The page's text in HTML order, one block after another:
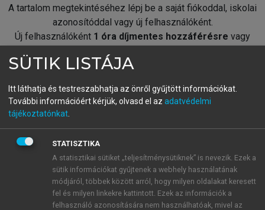
A tartalom megtekintéséhez lépj be a saját fiókoddal, iskolai
azonosítóddal vagy új felhasználóként.
Új felhasználóként 1 óra díjmentes hozzáférésre vagy
fiókoddal,vagy hozz létre új fiókot.
A regisztráció után apróbaidőszakautomatikusan
BELÉPÉS SAJÁT FIÓKKAL
ÚJ FIÓK LÉTREHOZÁSA
1 óra díjmentes hozzáférés
SÜTIK LISTÁJA
Itt láthatja és testreszabhatja az önről gyűjtött információkat.
További információért kérjük, olvasd el az adatvédelmi
tájékoztatónkat
STATISZTIKA
A statisztikai sütiket „teljesítménysütiknek” is nevezik. Ezek a
sütik információkat gyűjtenek a webhely használatának
módjáról, többek között arról, hogy milyen oldalakat keresett
fel és milyen linkekre kattintott. Ezek az információk a
felhasználó azonosítására nem használhatóak, mivel az